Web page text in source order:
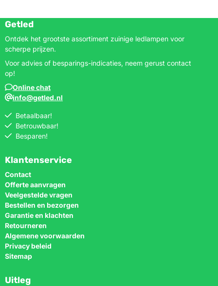
Getled
Ontdek het grootste assortiment zuinige ledlampen voor
scherpe prijzen.
Voor advies of besparings-indicaties, neem gerust contact
op!
Online chat
info@getled.nl
Betaalbaar!
Betrouwbaar!
Besparen!
Klantenservice
Contact
Offerte aanvragen
Veelgestelde vragen
Bestellen en bezorgen
Garantie en klachten
Retourneren
Algemene voorwaarden
Privacy beleid
Sitemap
Uitleg